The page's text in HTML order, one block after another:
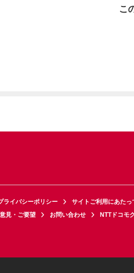
こ
ライバシーポリシー サイトご利用にあたっ
見・ご要望 お問い合わせ NTTドコモ